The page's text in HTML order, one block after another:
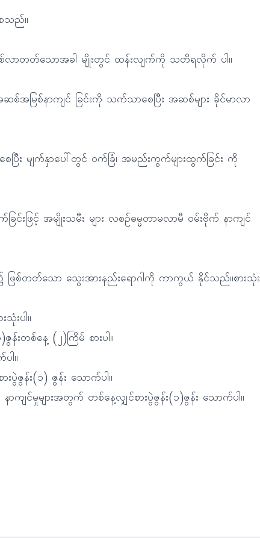
သည်။
စ်လာတတ်သောအခါ မျိုးတွင် ထန်းလျက်ကို သတိရလိုက် ပါ။
ဆစ်အမြစ်နာကျင် ခြင်းကို သက်သာစေပြီး အဆစ်များ ခိုင်မာလာ
ေပြီး မျက်နှာပေါ်တွင် ဝက်ခြံ၊ အမည်းကွက်များထွက်ခြင်း ကို
င်းဖြင့် အမျိုးသမီး များ လစဉ်ဓမ္မတာမလာမီ ဝမ်းဗိုက် နာကျင်
ြစ်တတ်သော သွေးအားနည်းရောဂါကို ကာကွယ် နိုင်သည်။စားသုံး
းပါ။
းတစ်နေ့ (၂)ကြိမ် စားပါ။
ါ။
ပွဲဇွန်း(၁) ဇွန်း သောက်ပါ။
ျင်မှုများအတွက် တစ်နေ့လျှင်စားပွဲဇွန်း(၁)ဇွန်း သောက်ပါ။